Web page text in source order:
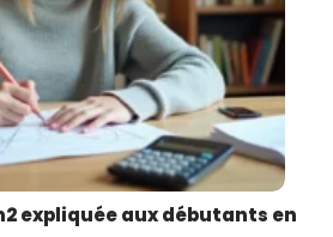
expliquée aux débutants en